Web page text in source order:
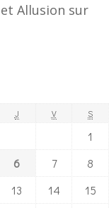
Allusion sur
J V S
1
6 7
8
13 14
15